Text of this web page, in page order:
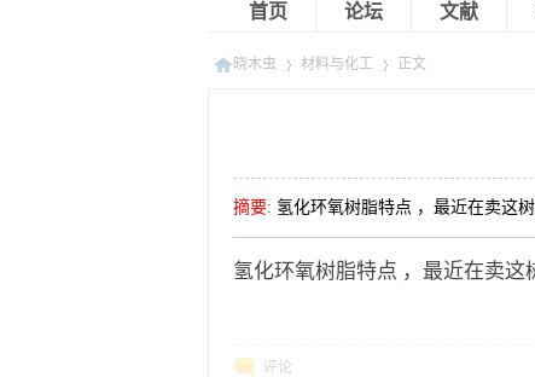
首页 论坛 文献
晓木虫 材料与化工 正文
摘要: 氢化环氧树脂特点 ，最近在卖这
氢化环氧树脂特点 ，最近在卖这
评论